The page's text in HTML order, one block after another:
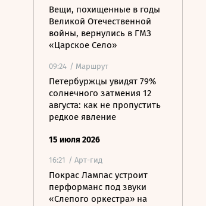
Вещи, похищенные в годы
Великой Отечественной
войны, вернулись в ГМЗ
«Царское Село»
09:24 / Маршрут
Петербуржцы увидят 79%
солнечного затмения 12
августа: как не пропустить
редкое явление
15 июля 2026
16:21 / Арт-гид
Покрас Лампас устроит
перформанс под звуки
«Слепого оркестра» на